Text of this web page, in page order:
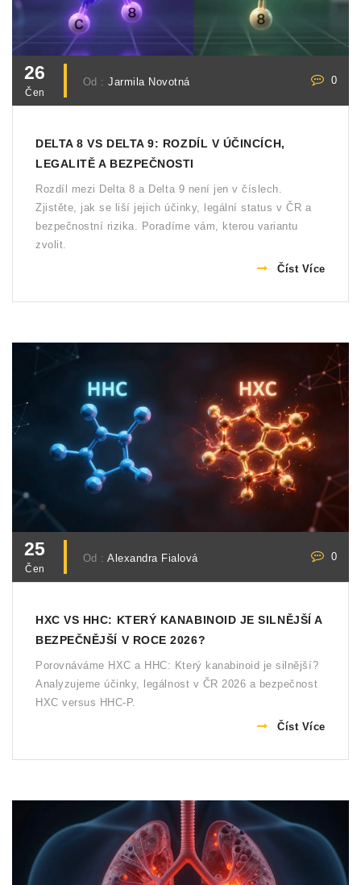
26
Čen
Od :Jarmila Novotná 0
DELTA 8 VS DELTA 9: ROZDÍL V ÚČINCÍCH,
LEGALITĚ A BEZPEČNOSTI
Rozdíl mezi Delta 8 a Delta 9 není jen v číslech.
Zjistěte, jak se liší jejich účinky, legální status v ČR a
bezpečnostní rizika. Poradíme vám, kterou variantu
zvolit.
Číst Více
25
Čen
Od :Alexandra Fialová 0
HXC VS HHC: KTERÝ KANABINOID JE SILNĚJŠÍ A
BEZPEČNĚJŠÍ V ROCE 2026?
Porovnáváme HXC a HHC: Který kanabinoid je silnější?
Analyzujeme účinky, legálnost v ČR 2026 a bezpečnost
HXC versus HHC-P.
Číst Více